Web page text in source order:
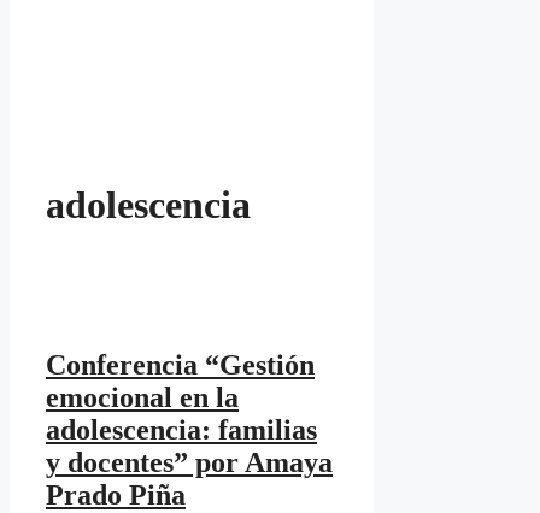
adolescencia
Conferencia “Gestión
emocional en la
adolescencia: familias
y docentes” por Amaya
Prado Piña